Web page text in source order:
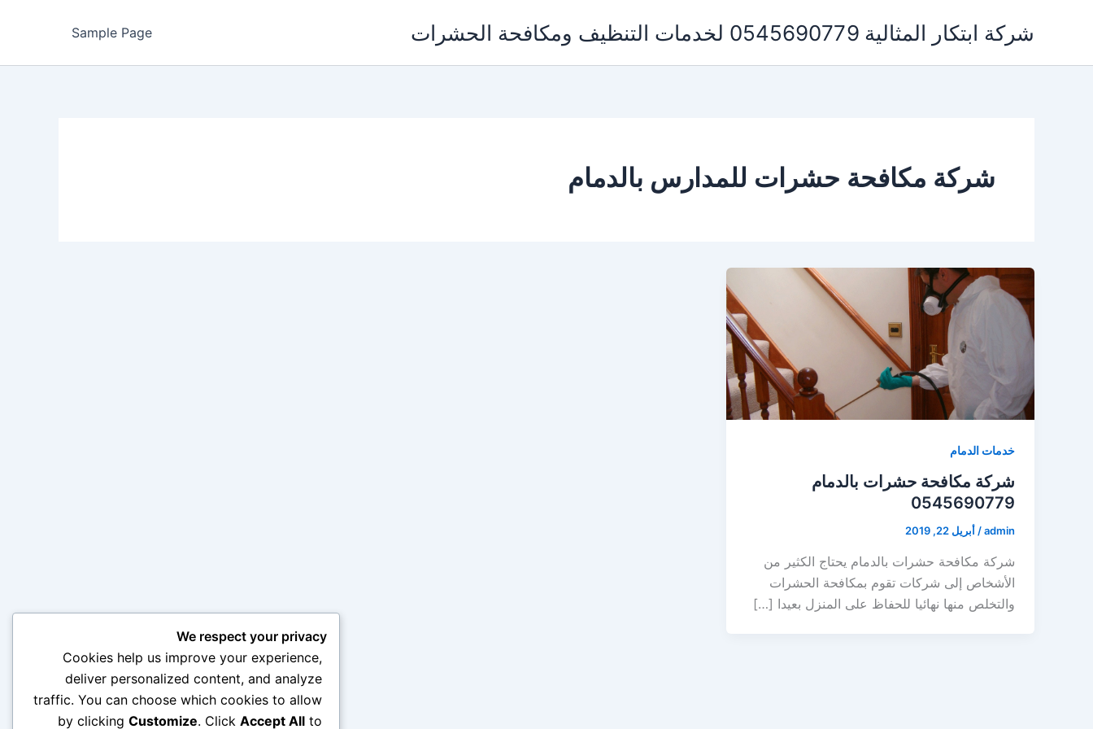
شركة ابتكار المثالية 0545690779 لخدمات التنظيف ومكافحة الحشرات Sample Page
شركة مكافحة حشرات للمدارس بالدمام
خدمات الدمام
شركة مكافحة حشرات بالدمام
0545690779
admin
/أبريل 22, 2019
شركة مكافحة حشرات بالدمام يحتاج الكثير من
الأشخاص إلى شركات تقوم بمكافحة الحشرات
والتخلص منها نهائيا للحفاظ على المنزل بعيدا […]
We respect your privacy
Cookies help us improve your experience,
deliver personalized content, and analyze
traffic. You can choose which cookies to allow
by clickingCustomize. ClickAccept All to